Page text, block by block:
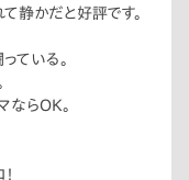
静かだと好評です。
ている。
ならOK。